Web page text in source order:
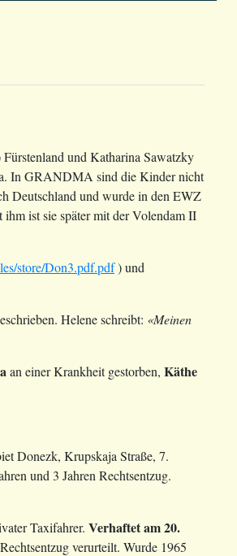
und Katharina Sawatzky
In GRANDMA sind die Kinder nicht
Deutschland und wurde in den EWZ
ist sie später mit der Volendam II
store/Don3.pdf.pdf) und
Helene schreibt: «Meinen
an einer Krankheit gestorben, Käthe
Donezk, Krupskaja Straße, 7.
und 3 Jahren Rechtsentzug.
Taxifahrer. Verhaftet am 20.
verurteilt. Wurde 1965